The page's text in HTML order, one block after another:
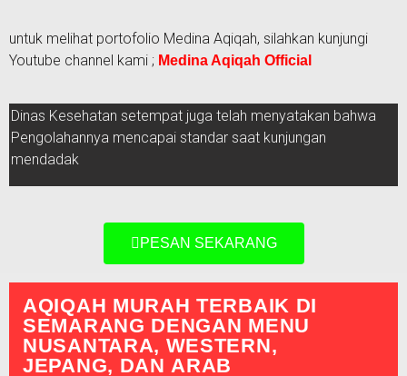
untuk melihat portofolio Medina Aqiqah, silahkan kunjungi
Youtube channel kami ; Medina Aqiqah Official
Dinas Kesehatan setempat juga telah menyatakan bahwa
Pengolahannya mencapai standar saat kunjungan
mendadak
PESAN SEKARANG
AQIQAH MURAH TERBAIK DI
SEMARANG DENGAN MENU
NUSANTARA, WESTERN,
JEPANG, DAN ARAB